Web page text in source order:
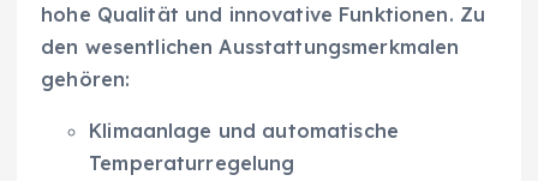
hohe Qualität und innovative Funktionen. Zu
den wesentlichen Ausstattungsmerkmalen
gehören:
Klimaanlage und automatische
Temperaturregelung